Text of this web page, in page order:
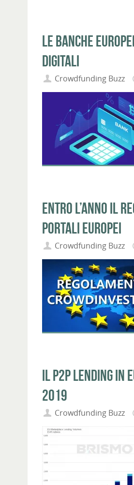
Le banche
digitali
Crowdfunding Buzz
Entro l’anno il
portali europei
Crowdfunding Buzz
Il P2P lending
2019
Crowdfunding Buzz